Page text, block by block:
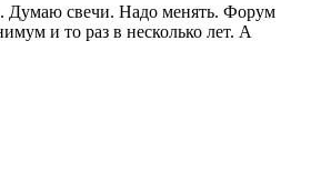
Думаю свечи. Надо менять. Форум
и то раз в несколько лет. А